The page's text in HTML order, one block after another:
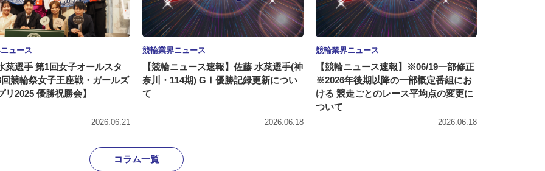
ュース
菜選手 第1回女子オールスタ
競輪祭女子王座戦・ガールズ
リ2025 優勝祝勝会】
2026.06.21
競輪業界ニュース
【競輪ニュース速報】佐藤 水菜選手(神
奈川・114期) GⅠ優勝記録更新につい
て
2026.06.18
競輪業界ニュース
【競輪ニュース速報】※06/19一部修正
※2026年後期以降の一部概定番組にお
ける 競走ごとのレース平均点の変更に
ついて
2026.06.18
コラム一覧